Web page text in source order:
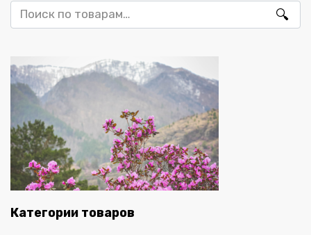
Искать:
Категории товаров